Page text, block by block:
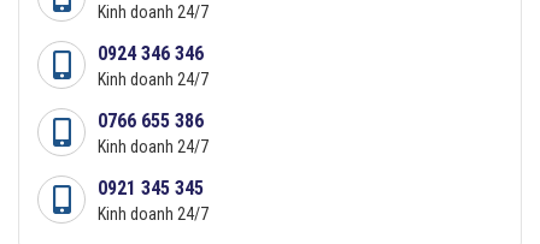
Kinh doanh 24/7
0924 346 346
Kinh doanh 24/7
0766 655 386
Kinh doanh 24/7
0921 345 345
Kinh doanh 24/7